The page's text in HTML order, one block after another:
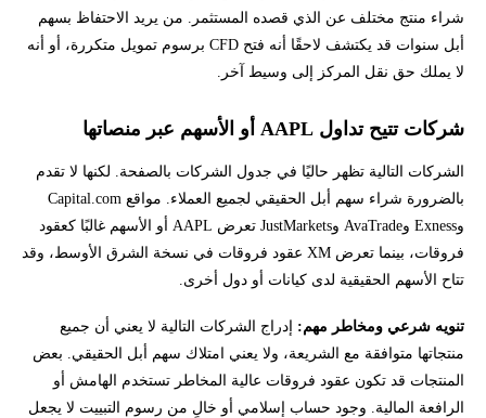
شراء منتج مختلف عن الذي قصده المستثمر. من يريد الاحتفاظ بسهم
أبل سنوات قد يكتشف لاحقًا أنه فتح CFD برسوم تمويل متكررة، أو أنه
لا يملك حق نقل المركز إلى وسيط آخر.
شركات تتيح تداول AAPL أو الأسهم عبر منصاتها
الشركات التالية تظهر حاليًا في جدول الشركات بالصفحة. لكنها لا تقدم
بالضرورة شراء سهم أبل الحقيقي لجميع العملاء. مواقع Capital.com
وExness وAvaTrade وJustMarkets تعرض AAPL أو الأسهم غالبًا كعقود
فروقات، بينما تعرض XM عقود فروقات في نسخة الشرق الأوسط، وقد
تتاح الأسهم الحقيقية لدى كيانات أو دول أخرى.
تنويه شرعي ومخاطر مهم: إدراج الشركات التالية لا يعني أن جميع
منتجاتها متوافقة مع الشريعة، ولا يعني امتلاك سهم أبل الحقيقي. بعض
المنتجات قد تكون عقود فروقات عالية المخاطر تستخدم الهامش أو
الرافعة المالية. وجود حساب إسلامي أو خالٍ من رسوم التبييت لا يجعل